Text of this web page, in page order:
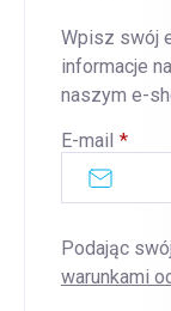
Wpisz swój
informacje
naszym e-
E-mail
Podając
warunkami